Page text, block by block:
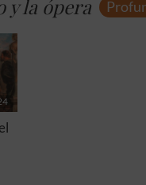
y la ópera